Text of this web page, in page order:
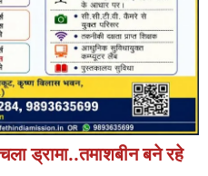
ड्रामा..तमाशबीन बने रहे